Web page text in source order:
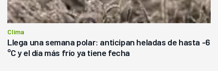
Clima
Llega una semana polar: anticipan heladas de hasta -6
°C y el día más frío ya tiene fecha